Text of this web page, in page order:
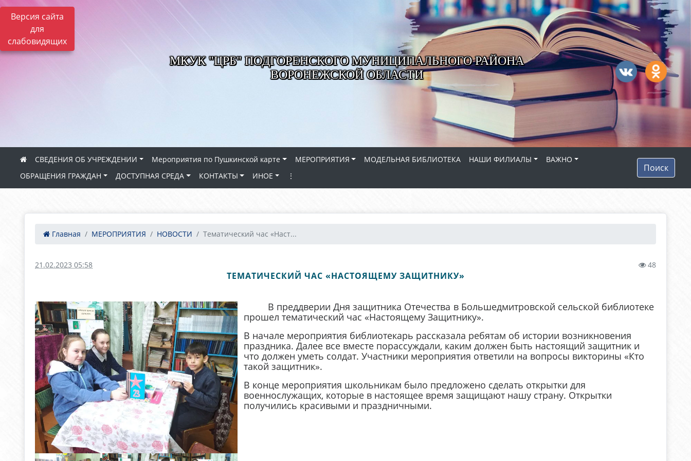
Версия сайта
для
слабовидящих
МКУК "ЦРБ" ПОДГОРЕНСКОГО МУНИЦИПАЛЬНОГО РАЙОНА
ВОРОНЕЖСКОЙ ОБЛАСТИ
СВЕДЕНИЯ ОБ УЧРЕЖДЕНИИ Мероприятия по Пушкинской карте МЕРОПРИЯТИЯ МОДЕЛЬНАЯ БИБЛИОТЕКА НАШИ ФИЛИАЛЫ
ВАЖНО
ОБРАЩЕНИЯ ГРАЖДАН
ДОСТУПНАЯ СРЕДА КОНТАКТЫ ИНОЕ ⋮
Поиск
Главная МЕРОПРИЯТИЯ НОВОСТИ Тематический час «Наст...
21.02.2023 05:58 48
ТЕМАТИЧЕСКИЙ ЧАС «НАСТОЯЩЕМУ ЗАЩИТНИКУ»
В преддверии Дня защитника Отечества в Большедмитровской сельской библиотеке
прошел тематический час «Настоящему Защитнику».
В начале мероприятия библиотекарь рассказала ребятам об истории возникновения
праздника. Далее все вместе порассуждали, каким должен быть настоящий защитник и
что должен уметь солдат. Участники мероприятия ответили на вопросы викторины «Кто
такой защитник».
В конце мероприятия школьникам было предложено сделать открытки для
военнослужащих, которые в настоящее время защищают нашу страну. Открытки
получились красивыми и праздничными.